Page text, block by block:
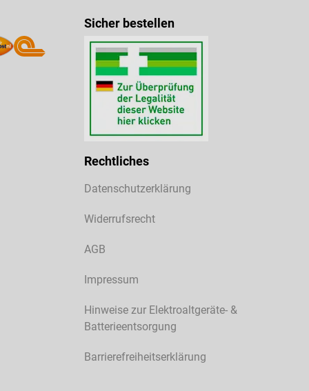
Sicher bestellen
Rechtliches
Datenschutzerklärung
Widerrufsrecht
AGB
Impressum
Hinweise zur Elektroaltgeräte- &
Batterieentsorgung
Barrierefreiheitserklärung